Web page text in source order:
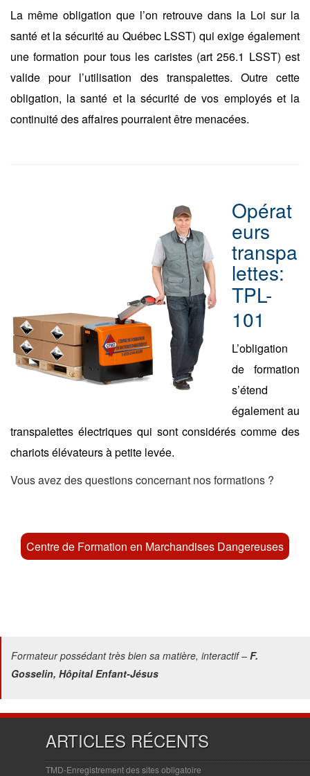
La même obligation que l’on retrouve dans la Loi sur la
santé et la sécurité au Québec LSST) qui exige également
une formation pour tous les caristes (art 256.1 LSST) est
valide pour l’utilisation des transpalettes. Outre cette
obligation, la santé et la sécurité de vos employés et la
continuité des affaires pourraient être menacées.
Opérat
eurs
transpa
lettes:
TPL-
101
L’obligation
de formation
s’étend
également au
transpalettes électriques qui sont considérés comme des
chariots élévateurs à petite levée.
Vous avez des questions concernant nos formations ?
Centre de Formation en Marchandises Dangereuses
Formateur possédant très bien sa matière, interactif – F.
Gosselin, Hôpital Enfant-Jésus
ARTICLES RÉCENTS
TMD-Enregistrement des sites obligatoire